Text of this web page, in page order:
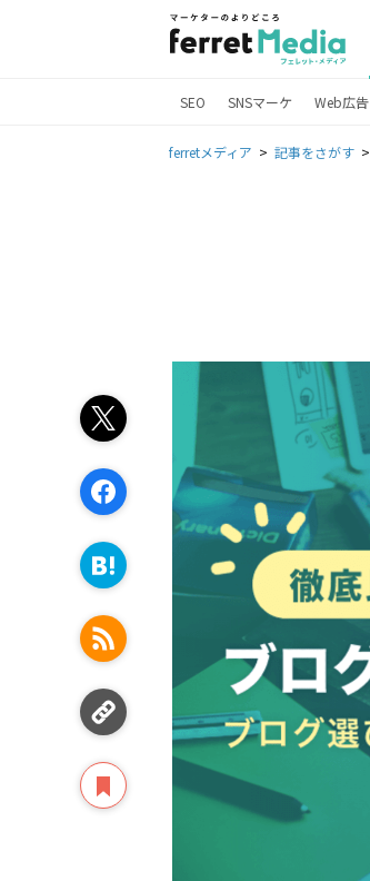
SEO SNSマーケ Web広告
ferretメディア 記事をさがす